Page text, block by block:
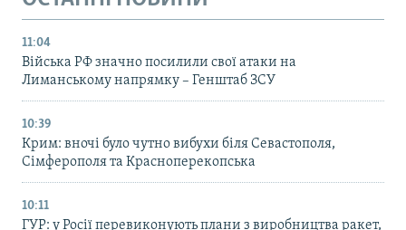
11:04
Війська РФ значно посилили свої атаки на
Лиманському напрямку – Генштаб ЗСУ
10:39
Крим: вночі було чутно вибухи біля Севастополя,
Сімферополя та Красноперекопська
10:11
ГУР: у Росії перевиконують плани з виробництва ракет,